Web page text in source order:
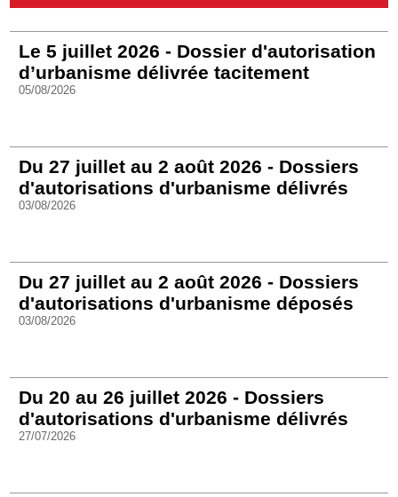
Le 5 juillet 2026 - Dossier d'autorisation
d’urbanisme délivrée tacitement
05/08/2026
Du 27 juillet au 2 août 2026 - Dossiers
d'autorisations d'urbanisme délivrés
03/08/2026
Du 27 juillet au 2 août 2026 - Dossiers
d'autorisations d'urbanisme déposés
03/08/2026
Du 20 au 26 juillet 2026 - Dossiers
d'autorisations d'urbanisme délivrés
27/07/2026